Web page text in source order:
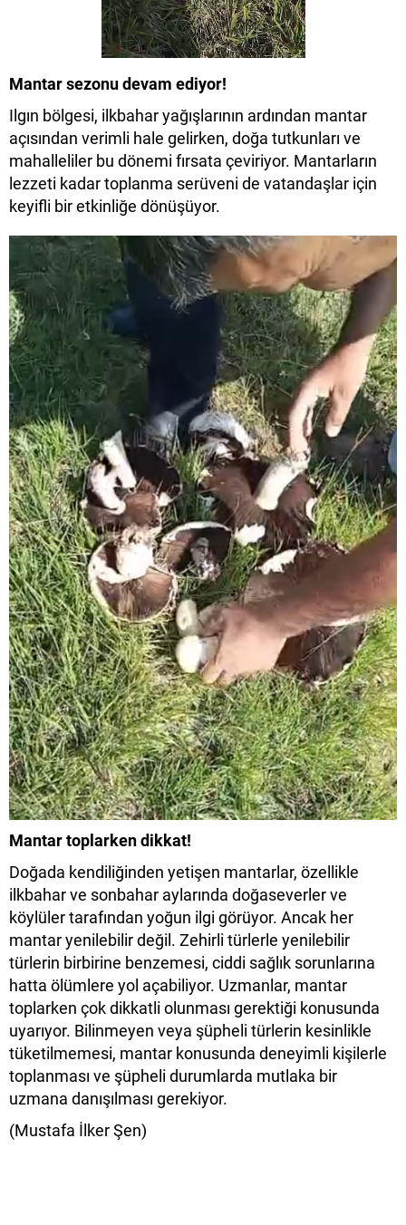
Mantar sezonu devam ediyor!
Ilgın bölgesi, ilkbahar yağışlarının ardından mantar
açısından verimli hale gelirken, doğa tutkunları ve
mahalleliler bu dönemi fırsata çeviriyor. Mantarların
lezzeti kadar toplanma serüveni de vatandaşlar için
keyifli bir etkinliğe dönüşüyor.
Mantar toplarken dikkat!
Doğada kendiliğinden yetişen mantarlar, özellikle
ilkbahar ve sonbahar aylarında doğaseverler ve
köylüler tarafından yoğun ilgi görüyor. Ancak her
mantar yenilebilir değil. Zehirli türlerle yenilebilir
türlerin birbirine benzemesi, ciddi sağlık sorunlarına
hatta ölümlere yol açabiliyor. Uzmanlar, mantar
toplarken çok dikkatli olunması gerektiği konusunda
uyarıyor. Bilinmeyen veya şüpheli türlerin kesinlikle
tüketilmemesi, mantar konusunda deneyimli kişilerle
toplanması ve şüpheli durumlarda mutlaka bir
uzmana danışılması gerekiyor.
(Mustafa İlker Şen)